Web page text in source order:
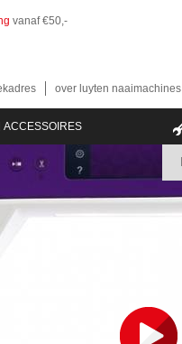
vanaf €50,-
over luyten naaimachines
ACCESSOIRES